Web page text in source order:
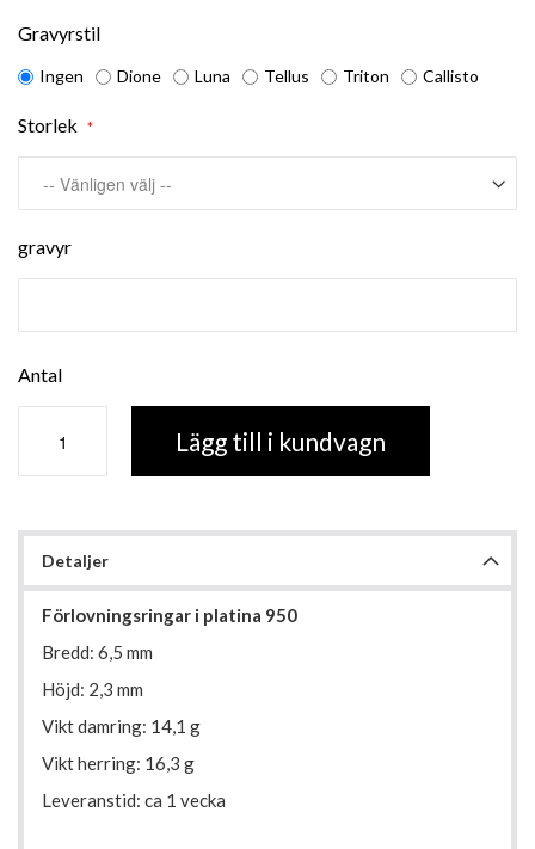
Gravyrstil
Ingen Dione Luna Tellus Triton Callisto
Storlek
gravyr
Antal
Lägg till i kundvagn
Detaljer
Förlovningsringar i platina 950
Bredd: 6,5 mm
Höjd: 2,3 mm
Vikt damring: 14,1 g
Vikt herring: 16,3 g
Leveranstid: ca 1 vecka